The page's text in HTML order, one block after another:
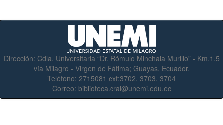
Dirección: Cdla. Universitaria “Dr. Rómulo Minchala Murillo” - Km.1.5
vía Milagro - Virgen de Fátima; Guayas, Ecuador.
Teléfono: 2715081 ext:3702, 3703, 3704
Correo: biblioteca.crai@unemi.edu.ec